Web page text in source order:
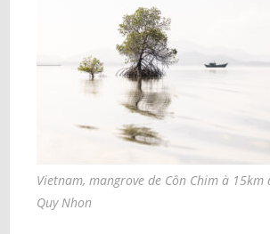
Vietnam, mangrove de Côn Chim à 15km
Quy Nhon